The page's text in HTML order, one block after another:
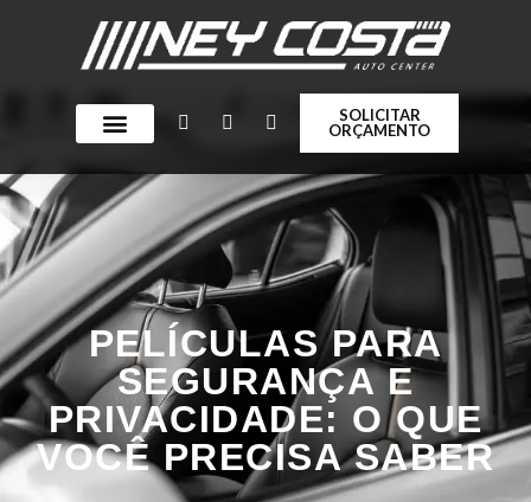
SOLICITAR
ORÇAMENTO
PELÍCULAS PARA
SEGURANÇA E
PRIVACIDADE: O QUE
VOCÊ PRECISA SABER